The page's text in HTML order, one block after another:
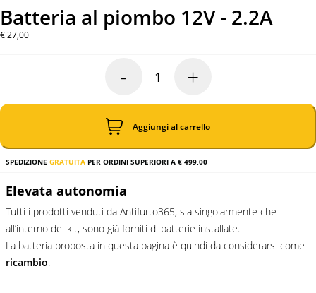
Batteria al piombo 12V - 2.2A
€ 27,00
-
Batteria
piombo
-
2.2A
+
Aggiungi al carrello
SPEDIZIONE GRATUITA PER ORDINI SUPERIORI A € 499,00
Elevata autonomia
Tutti i prodotti venduti da Antifurto365, sia singolarmente che
all’interno dei kit, sono già forniti di batterie installate.
La batteria proposta in questa pagina è quindi da considerarsi come
ricambio.